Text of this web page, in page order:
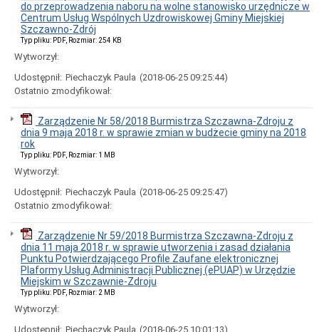
do przeprowadzenia naboru na wolne stanowisko urzędnicze w
Centrum Usług Wspólnych Uzdrowiskowej Gminy Miejskiej
Szczawno-Zdrój
Typ pliku: PDF, Rozmiar: 254 KB
Wytworzył:
Udostępnił: Piechaczyk Paula (2018-06-25 09:25:44)
Ostatnio zmodyfikował:
Zarządzenie Nr 58/2018 Burmistrza Szczawna-Zdroju z
dnia 9 maja 2018 r. w sprawie zmian w budżecie gminy na 2018
rok
Typ pliku: PDF, Rozmiar: 1 MB
Wytworzył:
Udostępnił: Piechaczyk Paula (2018-06-25 09:25:47)
Ostatnio zmodyfikował:
Zarządzenie Nr 59/2018 Burmistrza Szczawna-Zdroju z
dnia 11 maja 2018 r. w sprawie utworzenia i zasad działania
Punktu Potwierdzającego Profile Zaufane elektronicznej
Plaformy Usług Administracji Publicznej (ePUAP) w Urzędzie
Miejskim w Szczawnie-Zdroju
Typ pliku: PDF, Rozmiar: 2 MB
Wytworzył:
Udostępnił: Piechaczyk Paula (2018-06-25 10:01:13)